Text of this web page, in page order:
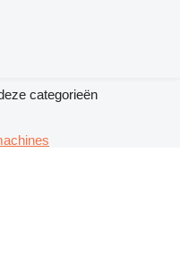
categorieën